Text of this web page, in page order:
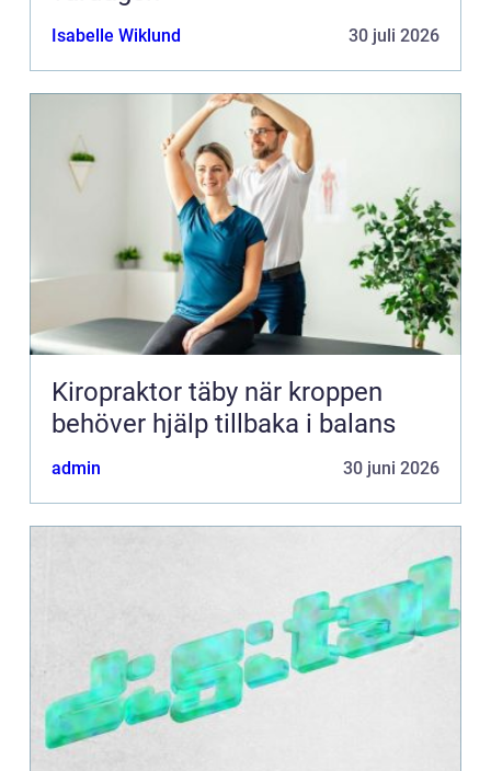
Isabelle Wiklund 30 juli 2026
Kiropraktor täby när kroppen
behöver hjälp tillbaka i balans
admin 30 juni 2026